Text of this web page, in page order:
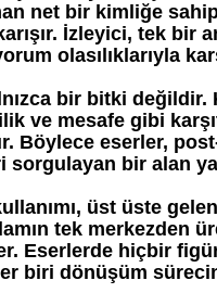
net bir kimliğe
İzleyici, tek bir
olasılıklarıyla
bir bitki değildir.
ve mesafe gibi
Böylece eserler, post-
bir alan
üst üste
tek merkezden
Eserlerde hiçbir
biri dönüşüm